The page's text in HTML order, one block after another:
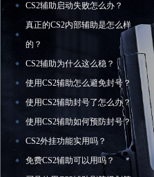
CS2辅助启动失败怎么办？
真正的CS2内部辅助是怎么样
的？
CS2辅助为什么这么稳？
使用CS2辅助怎么避免封号？
使用CS2辅助封号了怎么办？
使用CS2辅助如何预防封号？
CS2外挂功能实用吗？
免费CS2辅助可以用吗？